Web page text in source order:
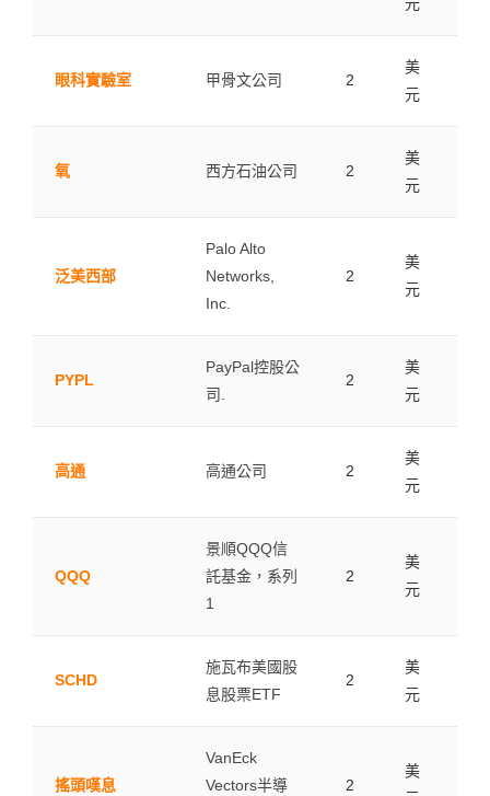
眼科實驗室 甲骨文公司 2
美
元
氧 西方石油公司 2
美
元
泛美西部
Palo Alto
Networks,
Inc.
2
美
元
PYPL
PayPal控股公
司.
2
美
元
高通 高通公司 2
美
元
QQQ
景順QQQ信
託基金，系列
1
2
美
元
SCHD
施瓦布美國股
息股票ETF
2
美
元
搖頭嘆息
VanEck
Vectors半導
2
美